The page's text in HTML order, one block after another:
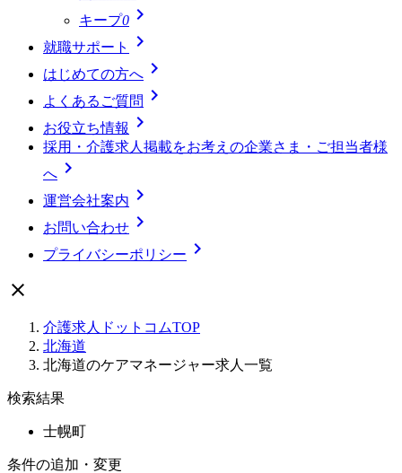
キープ0 
就職サポート 
はじめての方へ 
よくあるご質問 
お役立ち情報 
採用・介護求人掲載をお考えの企業さま・ご担当者様
へ 
運営会社案内 
お問い合わせ 
プライバシーポリシー 

介護求人ドットコムTOP
北海道
北海道のケアマネージャー求人一覧
検索結果
士幌町
条件の追加・変更